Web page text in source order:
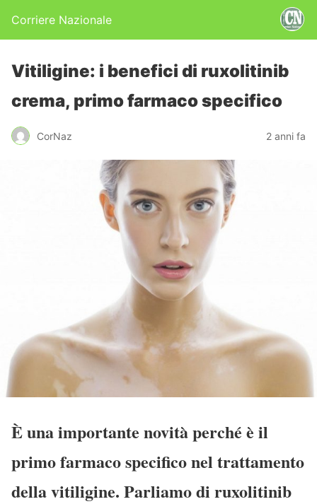
Corriere Nazionale
Vitiligine: i benefici di ruxolitinib
crema, primo farmaco specifico
CorNaz 2 anni fa
È una importante novità perché è il
primo farmaco specifico nel trattamento
della vitiligine. Parliamo di ruxolitinib